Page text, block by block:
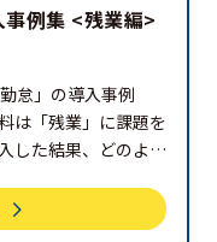
例集 <残業編>
怠」の導入事例
は「残業」に課題を
した結果、どのよう